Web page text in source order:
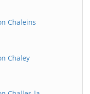
Chaleins
Chaley